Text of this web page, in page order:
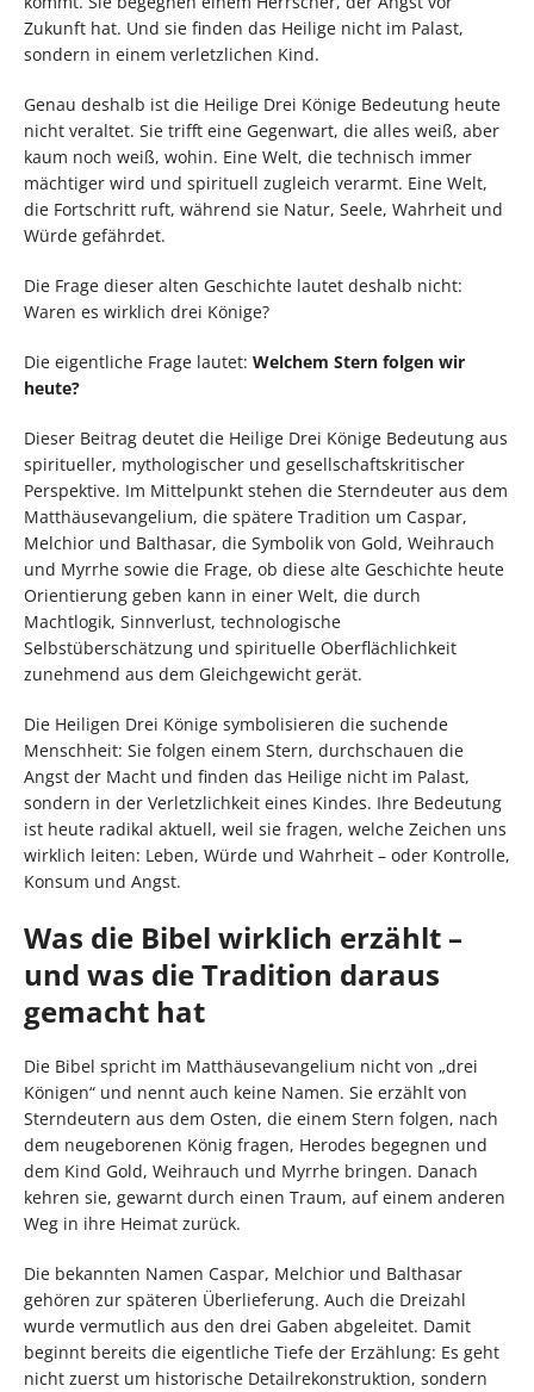
Zukunft hat. Und sie finden das Heilige nicht im Palast,
sondern in einem verletzlichen Kind.
Genau deshalb ist die Heilige Drei Könige Bedeutung heute
nicht veraltet. Sie trifft eine Gegenwart, die alles weiß, aber
kaum noch weiß, wohin. Eine Welt, die technisch immer
mächtiger wird und spirituell zugleich verarmt. Eine Welt,
die Fortschritt ruft, während sie Natur, Seele, Wahrheit und
Würde gefährdet.
Die Frage dieser alten Geschichte lautet deshalb nicht:
Waren es wirklich drei Könige?
Die eigentliche Frage lautet: Welchem Stern folgen wir
heute?
Dieser Beitrag deutet die Heilige Drei Könige Bedeutung aus
spiritueller, mythologischer und gesellschaftskritischer
Perspektive. Im Mittelpunkt stehen die Sterndeuter aus dem
Matthäusevangelium, die spätere Tradition um Caspar,
Melchior und Balthasar, die Symbolik von Gold, Weihrauch
und Myrrhe sowie die Frage, ob diese alte Geschichte heute
Orientierung geben kann in einer Welt, die durch
Machtlogik, Sinnverlust, technologische
Selbstüberschätzung und spirituelle Oberflächlichkeit
zunehmend aus dem Gleichgewicht gerät.
Die Heiligen Drei Könige symbolisieren die suchende
Menschheit: Sie folgen einem Stern, durchschauen die
Angst der Macht und finden das Heilige nicht im Palast,
sondern in der Verletzlichkeit eines Kindes. Ihre Bedeutung
ist heute radikal aktuell, weil sie fragen, welche Zeichen uns
wirklich leiten: Leben, Würde und Wahrheit – oder Kontrolle,
Konsum und Angst.
Was die Bibel wirklich erzählt –
und was die Tradition daraus
gemacht hat
Die Bibel spricht im Matthäusevangelium nicht von „drei
Königen“ und nennt auch keine Namen. Sie erzählt von
Sterndeutern aus dem Osten, die einem Stern folgen, nach
dem neugeborenen König fragen, Herodes begegnen und
dem Kind Gold, Weihrauch und Myrrhe bringen. Danach
kehren sie, gewarnt durch einen Traum, auf einem anderen
Weg in ihre Heimat zurück.
Die bekannten Namen Caspar, Melchior und Balthasar
gehören zur späteren Überlieferung. Auch die Dreizahl
wurde vermutlich aus den drei Gaben abgeleitet. Damit
beginnt bereits die eigentliche Tiefe der Erzählung: Es geht
nicht zuerst um historische Detailrekonstruktion, sondern